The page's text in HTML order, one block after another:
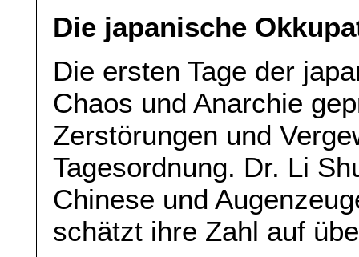
Die japanische
Die ersten Tage der
Chaos und Anarchie
Zerstörungen und
Tagesordnung. Dr. Li
Chinese und
schätzt ihre Zahl auf